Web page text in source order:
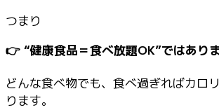
つまり
👉 “健康食品＝食べ放題OK”ではありま
どんな食べ物でも、食べ過ぎればカロ
ります。